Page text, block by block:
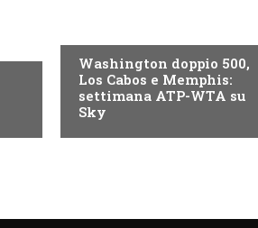
Washington doppio 500,
Los Cabos e Memphis:
settimana ATP-WTA su
Sky